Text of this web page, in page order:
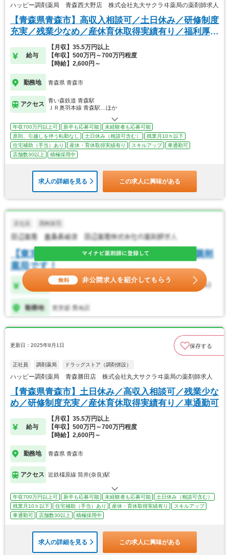
ハッピー調剤薬局 青森西大野店 株式会社丸大サクラヰ薬局の薬剤師求人
【青森県青森市】高収入相談可／土日休み／研修制度
充実／残業少なめ／産休育休取得実績有り／福利厚生
給与
【月収】35.5万円以上
【年収】500万円～700万円程度
【時給】2,600円～
勤務地 青森県 青森市
アクセス
青い森鉄道 青森駅
ＪＲ奥羽本線 青森駅…ほか
年収700万円以上可 新卒も応募可能
未経験者も応募可能
原則、引越しを伴う転勤なし
土日休み（相談可含む）
残業月10ｈ以下
住宅補助（手当）あり
産休・育休取得実績有り スキルアップ
車通勤可
店舗数30以上
積極採用中
求人の詳細を見る この求人に興味がある
更新日：2025年8月1日 保存する
正社員 調剤薬局 ドラッグストア（調剤併設）
ハッピー調剤薬局 青森勝田店 株式会社丸大サクラヰ薬局の薬剤師求人
【青森県青森市】土日休み／高収入相談可／残業少な
め／研修制度充実／産休育休取得実績有り／車通勤可
給与
【月収】35.5万円以上
【年収】500万円～700万円程度
【時給】2,600円～
勤務地 青森県 青森市
アクセス 近鉄橿原線 筒井(奈良)駅
年収700万円以上可 新卒も応募可能 未経験者も応募可能
土日休み（相談可含む）
残業月10ｈ以下
住宅補助（手当）あり 産休・育休取得実績有り
スキルアップ
車通勤可
店舗数30以上 積極採用中
求人の詳細を見る この求人に興味がある